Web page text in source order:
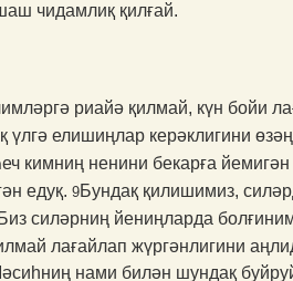
чидамлиқ қилғай.
риайә қилмай, күн бойи
үлгә елишиңлар керәклигини
кимниң ненини бекарға
едуқ. 9Бундақ қилишимиз,
Биз силәрниң йениңларда
лағайлап жүргән­лигини
нами билән шундақ